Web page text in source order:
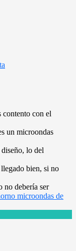
contento con el
un microondas
lo del
bien, si no
no debería ser
microondas de